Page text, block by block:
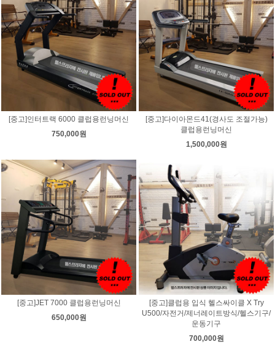
[중고]인터트랙 6000 클럽용런닝머신
750,000원
[중고]다이아몬드41(경사도 조절가능)
클럽용런닝머신
1,500,000원
[중고]JET 7000 클럽용런닝머신
650,000원
[중고]클럽용 입식 헬스싸이클 X Try
U500/자전거/제너레이트방식/헬스기구/
운동기구
700,000원